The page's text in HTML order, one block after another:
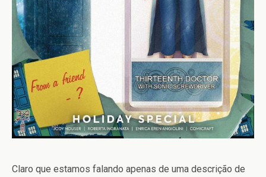
Claro que estamos falando apenas de uma descrição de